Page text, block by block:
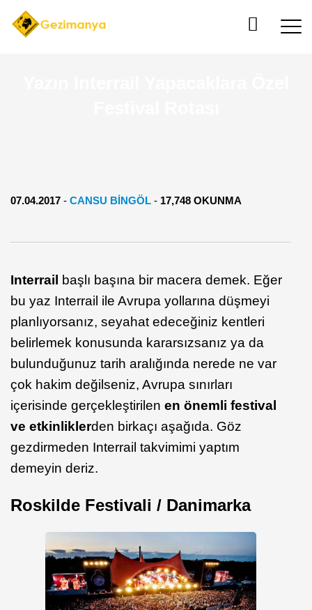
07.04.2017 - CANSU BINGÖL - 17,748 OKUNMA
Interrail
başlı başına bir macera demek. Eğer
bu yaz Interrail ile Avrupa yollarına düşmeyi
planlıyorsanız, seyahat edeceğiniz kentleri
belirlemek konusunda kararsızsanız ya da
bulunduğunuz tarih aralığında nerede ne var
çok hakim değilseniz, Avrupa sınırları
içerisinde gerçekleştirilen en önemli festival
ve etkinliklerden birkaçı aşağıda. Göz
gezdirmeden Interrail takvimimi yaptım
demeyin deriz.
Roskilde Festivali / Danimarka